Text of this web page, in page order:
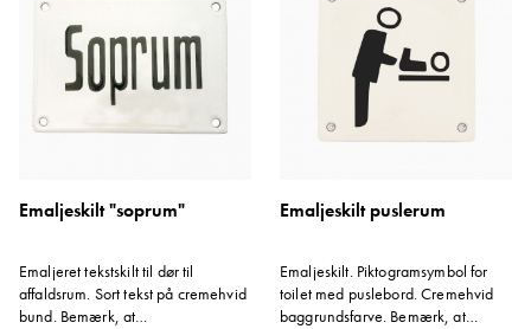
Emaljeskilt "soprum"
Emaljeret tekstskilt til dør til
affaldsrum. Sort tekst på cremehvid
bund. Bemærk, at
Emaljeskilt puslerum
Emaljeskilt. Piktogramsymbol for
toilet med puslebord. Cremehvid
baggrundsfarve. Bemærk, at